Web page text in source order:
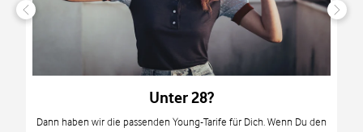
Unter 28?
Dann haben wir die passenden Young-Tarife für Dich. Wenn Du den